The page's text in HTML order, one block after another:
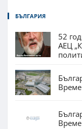
БЪЛГАРИЯ
52
АЕЦ